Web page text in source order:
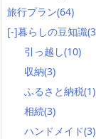
旅行プラン(64)
[-]暮らしの豆知識
引っ越し(10)
収納(3)
ふるさと納税(1)
相続(3)
ハンドメイド(3)